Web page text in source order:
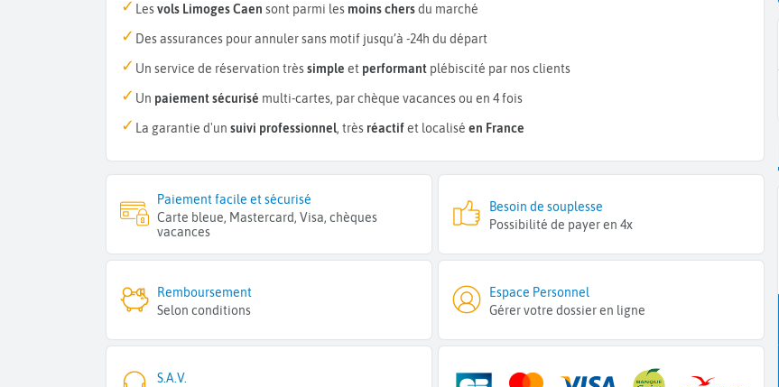
Lesvols Limoges Caen sont parmi les moins chersdu marché
Des assurances pour annuler sans motif jusqu’à -24h du départ
Un service de réservation trèssimple et performant plébiscité par nos clients
Un paiement sécurisé multi-cartes, par chèque vacances ou en 4 fois
La garantie d'un suivi professionnel, très réactifet localisé en France
Paiement facile et sécurisé
Carte bleue, Mastercard, Visa, chèques
vacances
Besoin de souplesse
Possibilité de payer en 4x
Remboursement
Selon conditions
Espace Personnel
Gérer votre dossier en ligne
S.A.V.